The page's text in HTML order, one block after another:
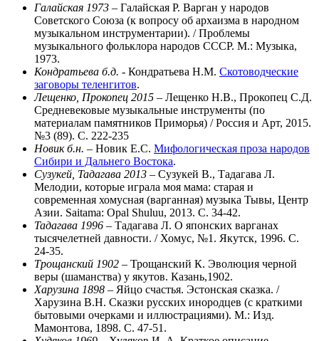
Галайская 1973 – Галайская Р. Варган у народов
Советского Союза (к вопросу об архаизма в народном
музыкальном инструментарии). / Проблемы
музыкального фольклора народов СССР. М.: Музыка,
1973.
Кондратьева б.д. - Кондратьева Н.М. Скотоводческие
заговоры теленгитов.
Лещенко, Прокопец 2015 – Лещенко Н.В., Прокопец С.Д.
Средневековые музыкальные инструменты (по
материалам памятников Приморья) / Россия и Арт, 2015.
№3 (89). С. 222-235
Новик б.н. – Новик Е.С. Мифологическая проза народов
Сибири и Дальнего Востока.
Сузукей, Тадагава 2013 – Сузукей В., Тадагава Л.
Мелодии, которые играла моя мама: старая и
современная хомусная (варганная) музыка Тывы, Центр
Азии. Saitama: Opal Shuluu, 2013. С. 34-42.
Тадагава 1996 – Тадагава Л. О японских варганах
тысячелетней давности. / Хомус, №1. Якутск, 1996. С.
24-35.
Трощанский 1902 – Трощанский К. Эволюция черной
веры (шаманства) у якутов. Казань,1902.
Харузина 1898 – Яйцо счастья. Эстонская сказка. /
Харузина В.Н. Сказки русских инородцев (с краткими
бытовыми очерками и иллюстрациями). М.: Изд.
Мамонтова, 1898. С. 47-51.